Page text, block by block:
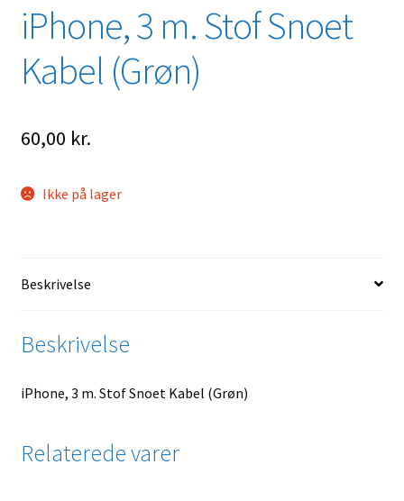
iPhone, 3 m. Stof Snoet
Kabel (Grøn)
60,00 kr.
Ikke på lager
Beskrivelse
Beskrivelse
iPhone, 3 m. Stof Snoet Kabel (Grøn)
Relaterede varer